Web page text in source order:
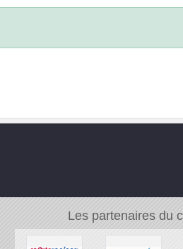
Les partenaires du